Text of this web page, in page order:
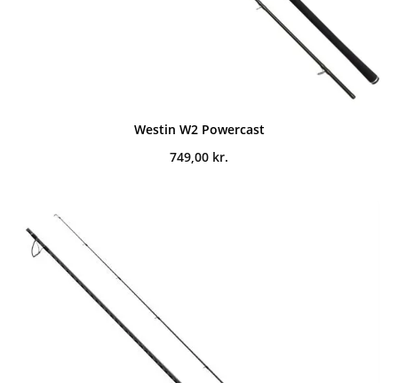
Westin W2 Powercast
749,00 kr.